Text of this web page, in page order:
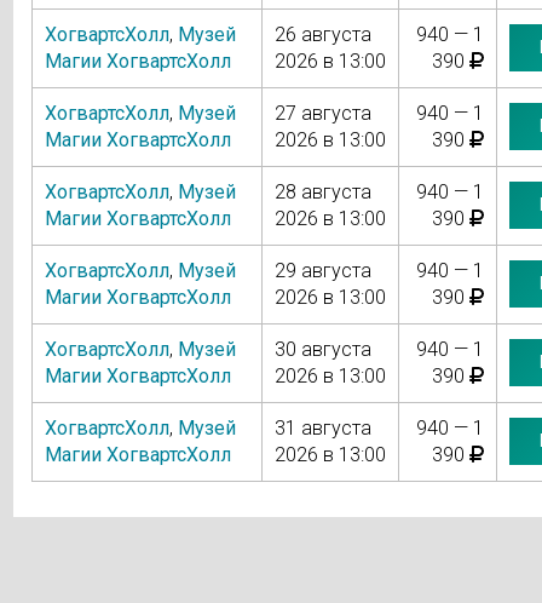
ХогвартсХолл, Музей
Магии ХогвартсХолл
26 августа
2026 в 13:00
940 — 1
390
ХогвартсХолл, Музей
Магии ХогвартсХолл
27 августа
2026 в 13:00
940 — 1
390
ХогвартсХолл, Музей
Магии ХогвартсХолл
28 августа
2026 в 13:00
940 — 1
390
ХогвартсХолл, Музей
Магии ХогвартсХолл
29 августа
2026 в 13:00
940 — 1
390
ХогвартсХолл, Музей
Магии ХогвартсХолл
30 августа
2026 в 13:00
940 — 1
390
ХогвартсХолл, Музей
Магии ХогвартсХолл
31 августа
2026 в 13:00
940 — 1
390